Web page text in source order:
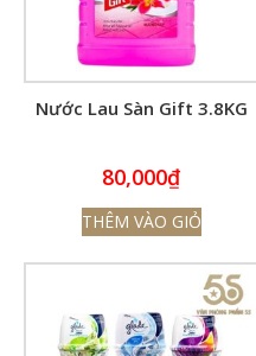
Nước Lau Sàn Gift 3.8KG
80,000₫
THÊM VÀO GIỎ